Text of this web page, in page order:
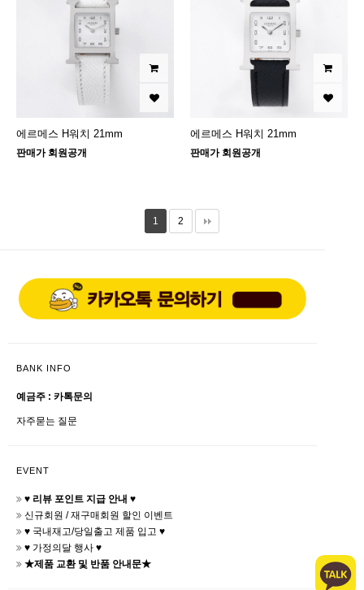
에르메스 H워치 21mm
판매가 회원공개
에르메스 H워치 21mm
판매가 회원공개
1 2
BANK INFO
예금주 : 카톡문의
자주묻는 질문
EVENT
♥ 리뷰 포인트 지급 안내 ♥
신규회원 / 재구매회원 할인 이벤트
♥ 국내재고/당일출고 제품 입고 ♥
♥ 가정의달 행사 ♥
★제품 교환 및 반품 안내문★